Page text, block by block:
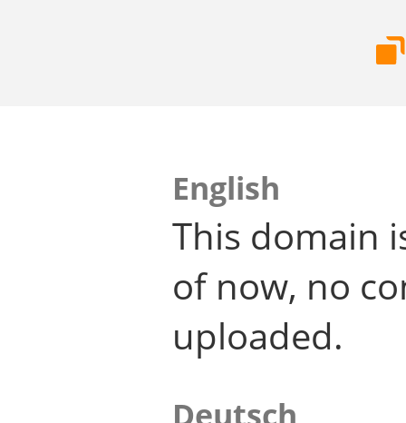
English
This domain
of now, no
uploaded.